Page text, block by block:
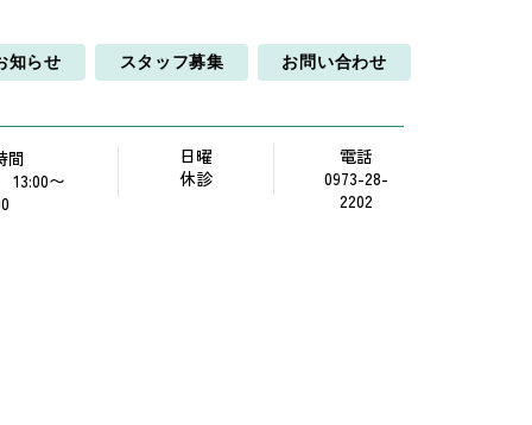
知らせ スタッフ募集 お問い合わせ
間
13:00〜
日曜
休診
電話
0973-28-
2202